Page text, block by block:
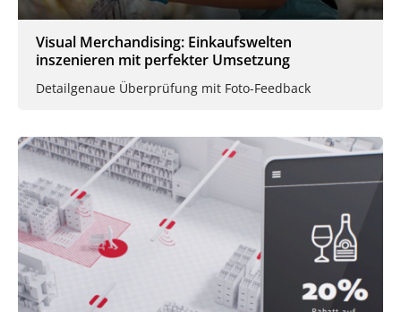
Visual Merchandising: Einkaufswelten
inszenieren mit perfekter Umsetzung
Detailgenaue Überprüfung mit Foto-Feedback